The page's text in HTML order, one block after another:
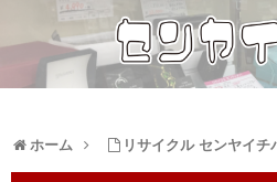
ホーム リサイクル センヤイチ